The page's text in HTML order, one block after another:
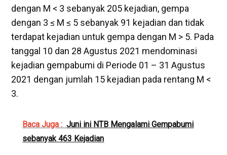
dengan M < 3 sebanyak 205 kejadian, gempa
dengan 3 ≤ M ≤ 5 sebanyak 91 kejadian dan tidak
terdapat kejadian untuk gempa dengan M > 5. Pada
tanggal 10 dan 28 Agustus 2021 mendominasi
kejadian gempabumi di Periode 01 – 31 Agustus
2021 dengan jumlah 15 kejadian pada rentang M <
3.
Baca Juga : Juni ini NTB Mengalami Gempabumi
sebanyak 463 Kejadian